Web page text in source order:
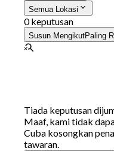
Semua Lokasi
0 keputusan
Susun MengikutPaling
Tiada keputusan
Maaf, kami tidak
Cuba kosongkan
tawaran.